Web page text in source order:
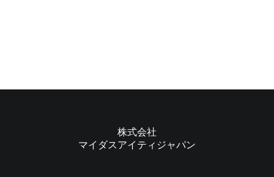
株式会社
マイダスアイティジャパン